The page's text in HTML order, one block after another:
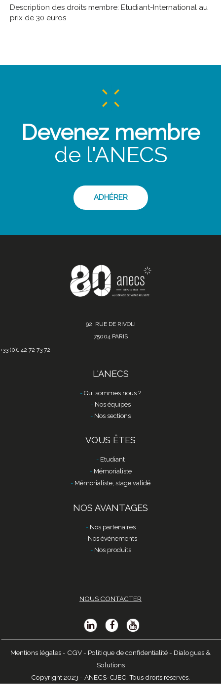
Description des droits membre: Etudiant-International au
prix de 30 euros
Devenez membre
de l'ANECS
ADHÉRER
92, RUE DE RIVOLI
75004 PARIS
+33 (0)1 42 72 73 72
L'ANECS
Qui sommes nous ?
Nos équipes
Nos sections
VOUS ÊTES
Etudiant
Mémorialiste
Mémorialiste, stage validé
NOS AVANTAGES
Nos partenaires
Nos événements
Nos produits
NOUS CONTACTER
Mentions légales - CGV - Politique de confidentialité - Dialogues &
Solutions
Copyright 2023 - ANECS-CJEC. Tous droits réservés.